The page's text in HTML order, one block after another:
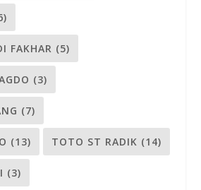
FAKHAR (5)
(3)
(7)
(13) TOTO ST RADIK (14)
(3)